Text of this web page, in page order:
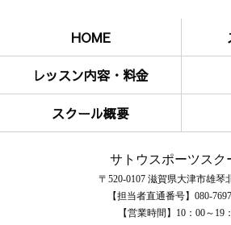
HOME
レッスン内容・料金
スクール概要
サトウスポーツスク
〒520-0107 滋賀県大津市雄琴
【担当者直通番号】080-
【営業時間】10：00～19